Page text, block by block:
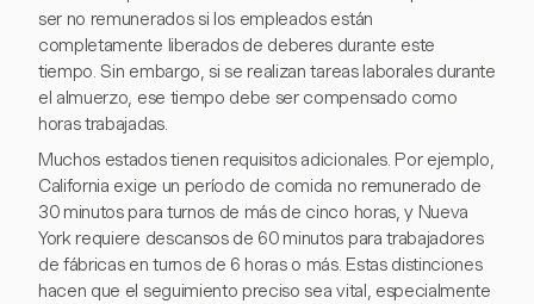
ser no remunerados si los empleados están
completamente liberados de deberes durante este
tiempo. Sin embargo, si se realizan tareas laborales durante
el almuerzo, ese tiempo debe ser compensado como
horas trabajadas.
Muchos estados tienen requisitos adicionales. Por ejemplo,
California exige un período de comida no remunerado de
30 minutos para turnos de más de cinco horas, y Nueva
York requiere descansos de 60 minutos para trabajadores
de fábricas en turnos de 6 horas o más. Estas distinciones
hacen que el seguimiento preciso sea vital, especialmente